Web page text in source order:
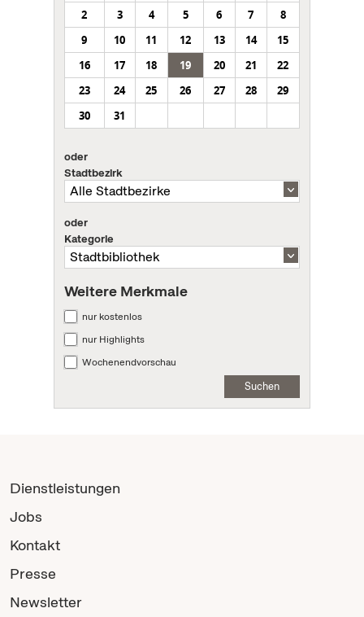
2
3 4 5 6 7
8
9
10 11 12 13 14
15
16
17 18 19 20 21
22
23
24 25 26 27 28
29
30
31
oder
Stadtbezirk
oder
Kategorie
Weitere Merkmale
nur kostenlos
nur Highlights
Wochenendvorschau
Suchen
Dienstleistungen
Jobs
Kontakt
Presse
Newsletter